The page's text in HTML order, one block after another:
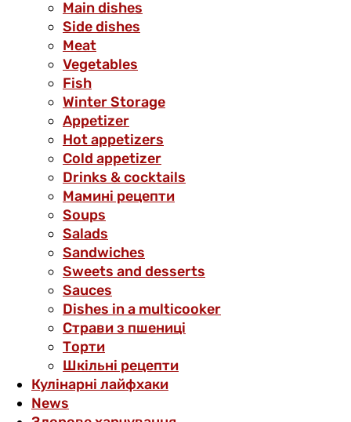
Main dishes
Side dishes
Meat
Vegetables
Fish
Winter Storage
Аppetizer
Hot appetizers
Cold appetizer
Drinks & cocktails
Мамині рецепти
Soups
Salads
Sandwiches
Sweets and desserts
Sauces
Dishes in a multicooker
Страви з пшениці
Торти
Шкільні рецепти
Кулінарні лайфхаки
News